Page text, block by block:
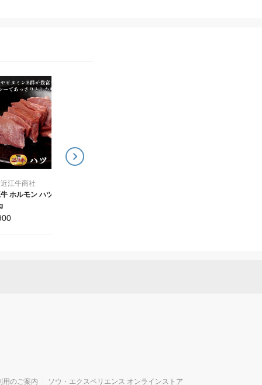
江牛商社
ホルモン ハツ
用のご案内 ソウ・エクスペリエンス オンラインストア